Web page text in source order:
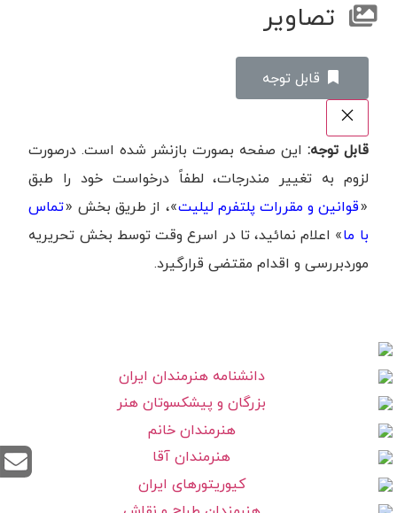
تصاویر
‌قابل توجه
قابل توجه: این صفحه بصورت بازنشر شده است. درصورت
لزوم به تغییر مندرجات، لطفاً درخواست خود را طبق
«قوانین و مقررات پلتفرم لیلیت»، از طریق بخش «تماس
با ما» اعلام نمائید، تا در اسرع وقت توسط بخش تحریریه
موردبررسی و اقدام مقتضی قرارگیرد.